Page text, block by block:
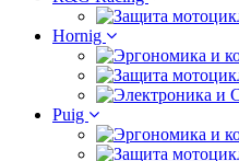
Hornig
Puig